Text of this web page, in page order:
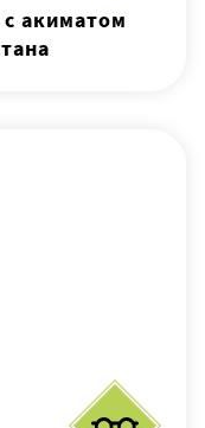
акиматом